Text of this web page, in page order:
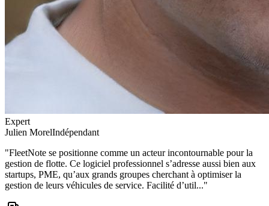
Expert
Julien MorelIndépendant
"FleetNote se positionne comme un acteur incontournable pour la
gestion de flotte. Ce logiciel professionnel s’adresse aussi bien aux
startups, PME, qu’aux grands groupes cherchant à optimiser la
gestion de leurs véhicules de service. Facilité d’util..."